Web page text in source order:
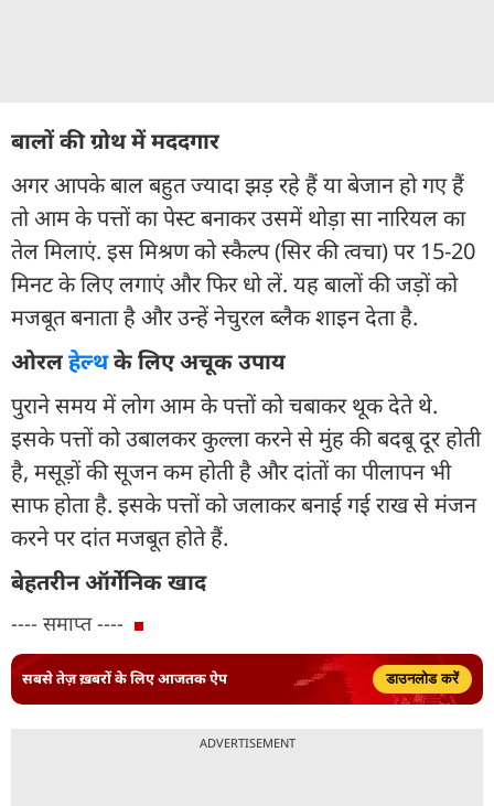
बालों की ग्रोथ में मददगार
अगर आपके बाल बहुत ज्यादा झड़ रहे हैं या बेजान हो गए हैं
तो आम के पत्तों का पेस्ट बनाकर उसमें थोड़ा सा नारियल का
तेल मिलाएं. इस मिश्रण को स्कैल्प (सिर की त्वचा) पर 15-20
मिनट के लिए लगाएं और फिर धो लें. यह बालों की जड़ों को
मजबूत बनाता है और उन्हें नेचुरल ब्लैक शाइन देता है.
ओरलहेल्थके लिए अचूक उपाय
पुराने समय में लोग आम के पत्तों को चबाकर थूक देते थे.
इसके पत्तों को उबालकर कुल्ला करने से मुंह की बदबू दूर होती
है, मसूड़ों की सूजन कम होती है और दांतों का पीलापन भी
साफ होता है. इसके पत्तों को जलाकर बनाई गई राख से मंजन
करने पर दांत मजबूत होते हैं.
बेहतरीन ऑर्गेनिक खाद
---- समाप्त ----
सबसे तेज़ ख़बरों के लिए आजतक ऐप डाउनलोड करें
ADVERTISEMENT